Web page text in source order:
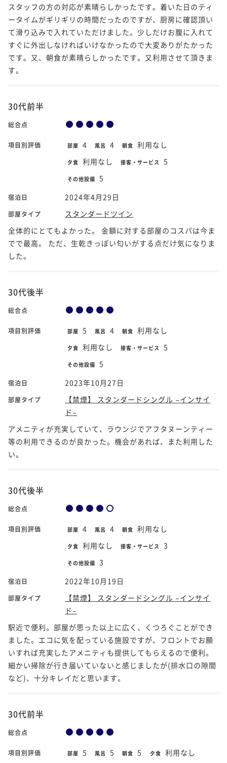
スタッフの方の対応が素晴らしかったです。着いた日のティ
ータイムがギリギリの時間だったのですが、厨房に確認頂い
て滑り込みで入れていただけました。少しだけお腹に入れて
すぐに外出しなければいけなかったので大変ありがたかった
です。又、朝食が素晴らしかったです。又利用させて頂きま
す。
30代前半
総合点
項目別評価 部屋 4 風呂 4 朝食 利用なし
夕食 利用なし 接客・サービス 5
その他設備 5
宿泊日 2024年4月29日
部屋タイプ
スタンダードツイン
全体的にとてもよかった。 金額に対する部屋のコスパは今ま
でで最高。 ただ、生乾きっぽい匂いがする点だけ気になりま
した。
30代後半
総合点
項目別評価 部屋 5 風呂 4 朝食 利用なし
夕食 利用なし 接客・サービス 5
その他設備 5
宿泊日 2023年10月27日
部屋タイプ
【禁煙】 スタンダードシングル −インサイ
ド−
アメニティが充実していて、ラウンジでアフタヌーンティー
等の利用できるのが良かった。機会があれば、また利用した
い。
30代後半
総合点
項目別評価 部屋 4 風呂 4 朝食 利用なし
夕食 利用なし 接客・サービス 3
その他設備 3
宿泊日 2022年10月19日
部屋タイプ
【禁煙】 スタンダードシングル −インサイ
ド−
駅近で便利。部屋が思った以上に広く、くつろぐことができ
ました。エコに気を配っている施設ですが、フロントでお願
いすれば充実したアメニティも提供してもらえるので便利。
細かい掃除が行き届いていないと感じましたが(排水口の隙間
など)、十分キレイだと思います。
30代前半
総合点
項目別評価 部屋 5 風呂 5 朝食 5 夕食 利用なし